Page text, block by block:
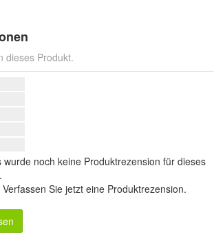
dieses Produkt.
wurde noch keine Produktrezension für dieses
Verfassen Sie jetzt eine Produktrezension.